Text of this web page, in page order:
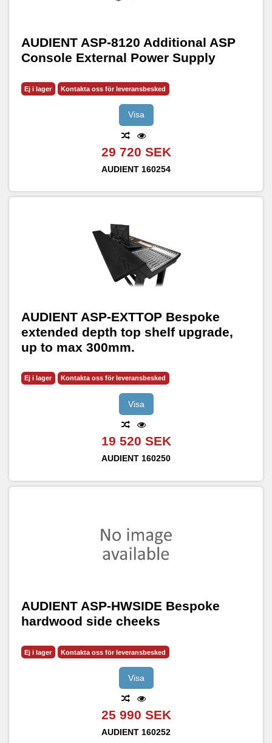
AUDIENT ASP-8120 Additional ASP
Console External Power Supply
Ej i lager Kontakta oss för leveransbesked
Visa
29 720 SEK
AUDIENT 160254
AUDIENT ASP-EXTTOP Bespoke
extended depth top shelf upgrade,
up to max 300mm.
Ej i lager Kontakta oss för leveransbesked
Visa
19 520 SEK
AUDIENT 160250
AUDIENT ASP-HWSIDE Bespoke
hardwood side cheeks
Ej i lager Kontakta oss för leveransbesked
Visa
25 990 SEK
AUDIENT 160252